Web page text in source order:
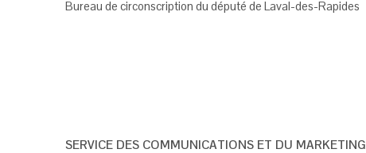
Bureau de circonscription du député de Laval-des-Rapides
SERVICE DES COMMUNICATIONS ET DU MARKETING